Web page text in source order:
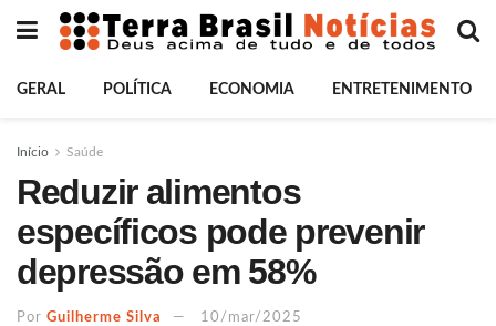
GERAL POLÍTICA ECONOMIA ENTRETENIMENTO
Início Saúde
Reduzir alimentos
específicos pode prevenir
depressão em 58%
Por Guilherme Silva 10/mar/2025